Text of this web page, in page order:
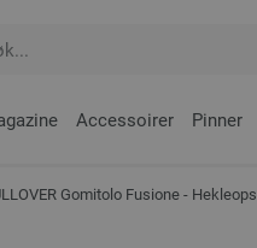
Accessoirer Pinner
Gomitolo Fusione -